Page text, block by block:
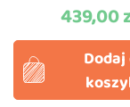
Cena
439,00
Dodaj